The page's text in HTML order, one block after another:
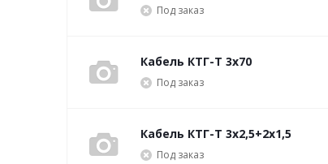
Под заказ
Кабель КТГ-Т 3х70
Под заказ
Кабель КТГ-Т 3х2,5+2х1,5
Под заказ